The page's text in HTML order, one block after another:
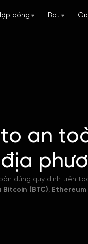
đồng Bot
an
đúng quy định trên
Bitcoin (BTC), Ethereum